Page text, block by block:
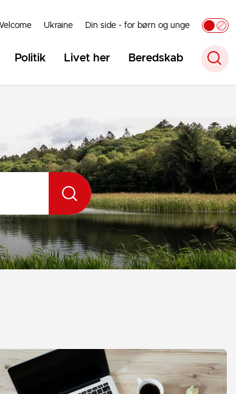
Ukraine Din side - for børn og unge
Politik Livet her Beredskab